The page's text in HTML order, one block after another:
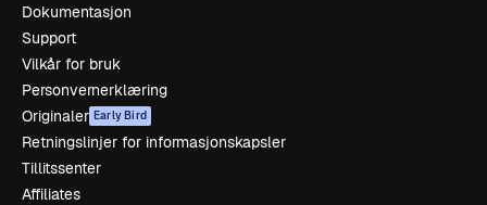
Dokumentasjon
Support
Vilkår for bruk
Personvernerklæring
Originaler Early Bird
Retningslinjer for informasjonskapsler
Tillitssenter
Affiliates